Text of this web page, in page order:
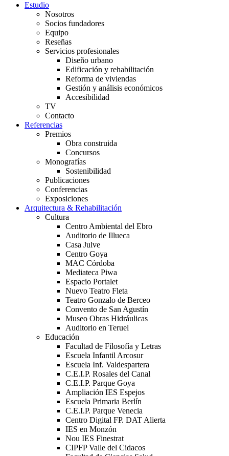
Estudio
Nosotros
Socios fundadores
Equipo
Reseñas
Servicios profesionales
Diseño urbano
Edificación y rehabilitación
Reforma de viviendas
Gestión y análisis económicos
Accesibilidad
TV
Contacto
Referencias
Premios
Obra construida
Concursos
Monografías
Sostenibilidad
Publicaciones
Conferencias
Exposiciones
Arquitectura & Rehabilitación
Cultura
Centro Ambiental del Ebro
Auditorio de Illueca
Casa Julve
Centro Goya
MAC Córdoba
Mediateca Piwa
Espacio Portalet
Nuevo Teatro Fleta
Teatro Gonzalo de Berceo
Convento de San Agustín
Museo Obras Hidráulicas
Auditorio en Teruel
Educación
Facultad de Filosofía y Letras
Escuela Infantil Arcosur
Escuela Inf. Valdespartera
C.E.I.P. Rosales del Canal
C.E.I.P. Parque Goya
Ampliación IES Espejos
Escuela Primaria Berlín
C.E.I.P. Parque Venecia
Centro Digital FP. DAT Alierta
IES en Monzón
Nou IES Finestrat
CIPFP Valle del Cidacos